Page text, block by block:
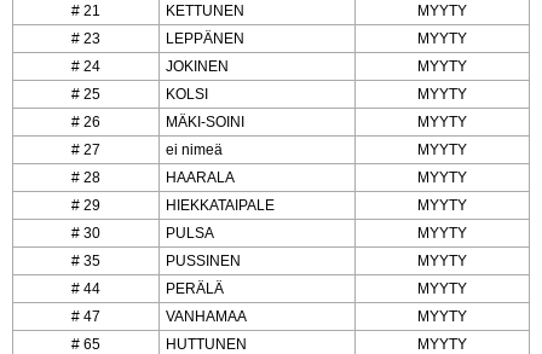
# 21
KETTUNEN
MYYTY
# 23
LEPPÄNEN
MYYTY
# 24
JOKINEN
MYYTY
# 25
KOLSI
MYYTY
# 26
MÄKI-SOINI
MYYTY
# 27
ei nimeä
MYYTY
# 28
HAARALA
MYYTY
# 29
HIEKKATAIPALE
MYYTY
# 30
PULSA
MYYTY
# 35
PUSSINEN
MYYTY
# 44
PERÄLÄ
MYYTY
# 47
VANHAMAA
MYYTY
# 65
HUTTUNEN
MYYTY